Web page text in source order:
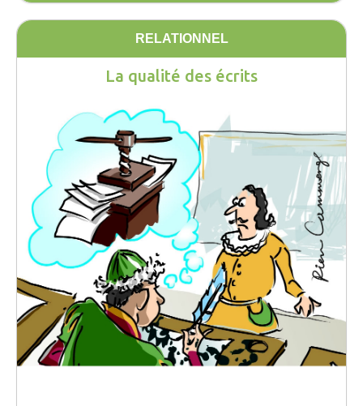
RELATIONNEL
La qualité des écrits